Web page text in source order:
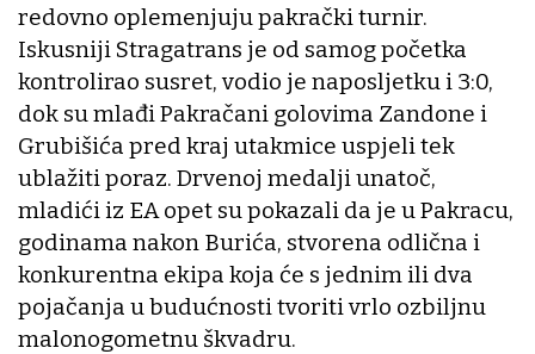
redovno oplemenjuju pakrački turnir.
Iskusniji Stragatrans je od samog početka
kontrolirao susret, vodio je naposljetku i 3:0,
dok su mlađi Pakračani golovima Zandone i
Grubišića pred kraj utakmice uspjeli tek
ublažiti poraz. Drvenoj medalji unatoč,
mladići iz EA opet su pokazali da je u Pakracu,
godinama nakon Burića, stvorena odlična i
konkurentna ekipa koja će s jednim ili dva
pojačanja u budućnosti tvoriti vrlo ozbiljnu
malonogometnu škvadru.